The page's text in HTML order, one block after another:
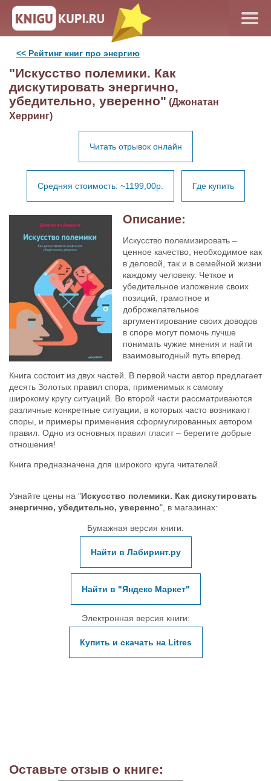
<< Рейтинг книг про энергию
"Искусство полемики. Как
дискутировать энергично,
убедительно, уверенно" (Джонатан
Херринг)
Читать отрывок онлайн
Средняя стоимость: ~1199,00р. Где купить
Описание:
Искусство полемизировать –
ценное качество, необходимое как
в деловой, так и в семейной жизни
каждому человеку. Четкое и
убедительное изложение своих
позиций, грамотное и
доброжелательное
аргументирование своих доводов
в споре могут помочь лучше
понимать чужие мнения и найти
взаимовыгодный путь вперед.
Книга состоит из двух частей. В первой части автор предлагает
десять Золотых правил спора, применимых к самому
широкому кругу ситуаций. Во второй части рассматриваются
различные конкретные ситуации, в которых часто возникают
споры, и примеры применения сформулированных автором
правил. Одно из основных правил гласит – берегите добрые
отношения!
Книга предназначена для широкого круга читателей.
Узнайте цены на "Искусство полемики. Как дискутировать
энергично, убедительно, уверенно", в магазинах:
Бумажная версия книги:
Найти в Лабиринт.ру
Найти в "Яндекс Маркет"
Электронная версия книги:
Купить и скачать на Litres
Оставьте отзыв о книге: